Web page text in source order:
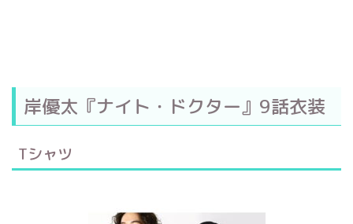
岸優太『ナイト・ドクター』9話衣装
Tシャツ